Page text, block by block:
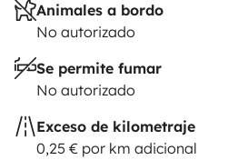
Animales a bordo
No autorizado
Se permite fumar
No autorizado
Exceso de kilometraje
0,25 € por km adicional